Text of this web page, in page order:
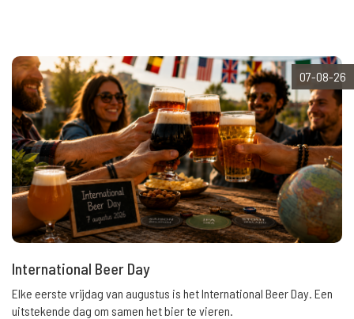
07-08-26
International Beer Day
Elke eerste vrijdag van augustus is het International Beer Day. Een
uitstekende dag om samen het bier te vieren.